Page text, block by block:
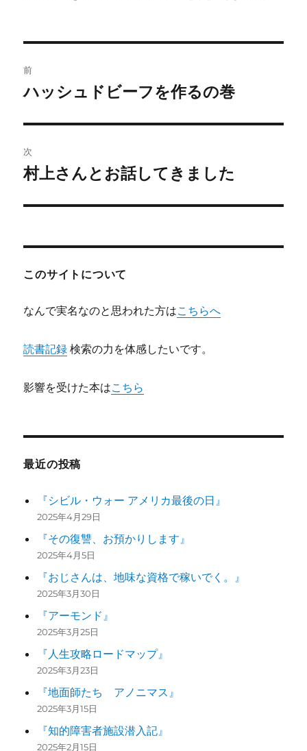
稿
ビ
ゲ
ー
前
前
投
稿:
ハッシュドビーフを作るの巻
次
次
投
村上さんとお話してきました
このサイトについて
なんで実名なのと思われた方はこちらへ
読書記録 検索の力を体感したいです。
影響を受けた本はこちら
最近の投稿
『シビル・ウォー アメリカ最後の日』
2025年4月29日
『その復讐、お預かりします』
2025年4月5日
『おじさんは、地味な資格で稼いでく。』
2025年3月30日
『アーモンド』
2025年3月25日
『人生攻略ロードマップ』
2025年3月23日
『地面師たち アノニマス』
2025年3月15日
『知的障害者施設潜入記』
2025年2月15日